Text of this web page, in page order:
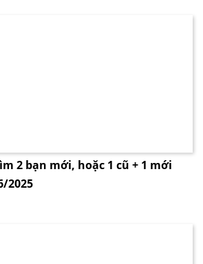
2 bạn mới, hoặc 1 cũ + 1 mới
2025